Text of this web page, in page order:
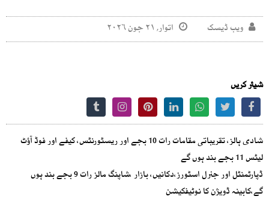
ویب ڈیسک اتوار, ۲۱ جون ۲۰۲۶
شیئر کریں
شادی ہالز، تقریباتی مقامات رات 10 بجے اور ریسٹورنٹس، کیفے اور فوڈ آؤٹ
لیٹس 11 بجے بند ہوں گے
ڈپارٹمنٹل اور جنرل اسٹورز،دکانیں، بازار ،شاپنگ مالز رات 9 بجے بند ہوں
گے،کابینہ ڈویژن کا نوٹیفکیشن